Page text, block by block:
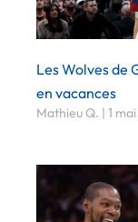
Les Wolves de
en vacances
Mathieu Q. 1